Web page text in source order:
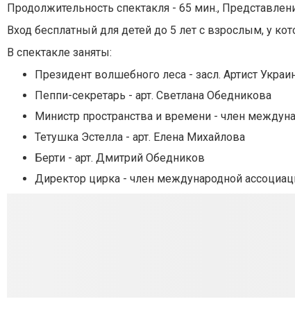
Продолжительность спектакля - 65 мин.,
Вход бесплатный для детей до 5 лет с взрослым, у
В спектакле заняты:
Президент волшебного леса - засл. Артист
Пеппи-секретарь - арт. Светлана Обедникова
Министр пространства и времени - член
Тетушка Эстелла - арт. Елена Михайлова
Берти - арт. Дмитрий Обедников
Директор цирка - член международной